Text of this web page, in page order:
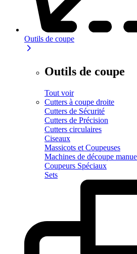
Outils de coupe
Outils de coupe
Tout voir
Cutters à coupe droite
Cutters de Sécurité
Cutters de Précision
Cutters circulaires
Ciseaux
Massicots et Coupeuses
Machines de découpe
Coupeurs Spéciaux
Sets